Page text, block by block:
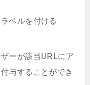
ベルを付ける
ーが該当URLにア
与することができ